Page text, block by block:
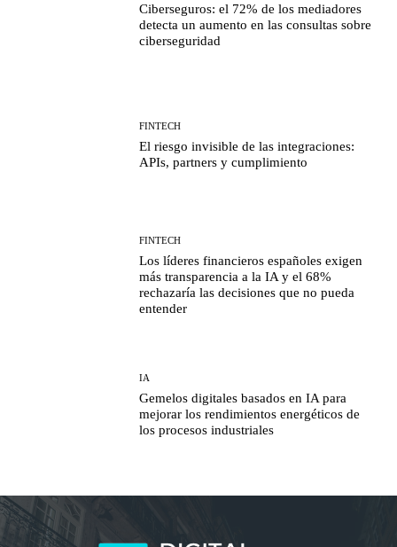
Ciberseguros: el 72% de los mediadores
detecta un aumento en las consultas sobre
ciberseguridad
FINTECH
El riesgo invisible de las integraciones:
APIs, partners y cumplimiento
FINTECH
Los líderes financieros españoles exigen
más transparencia a la IA y el 68%
rechazaría las decisiones que no pueda
entender
IA
Gemelos digitales basados en IA para
mejorar los rendimientos energéticos de
los procesos industriales